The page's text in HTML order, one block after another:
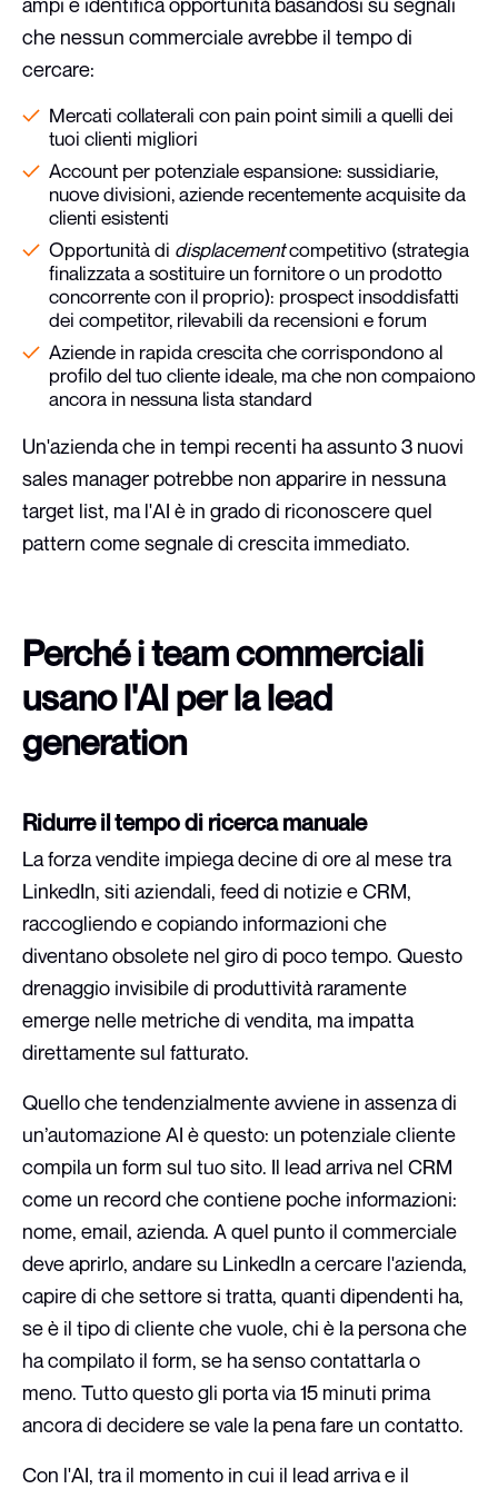
che nessun commerciale avrebbe il tempo di
cercare:
Mercati collaterali con pain point simili a quelli dei
tuoi clienti migliori
Account per potenziale espansione: sussidiarie,
nuove divisioni, aziende recentemente acquisite da
clienti esistenti
Opportunità di displacementcompetitivo (strategia
finalizzata a sostituire un fornitore o un prodotto
concorrente con il proprio): prospect insoddisfatti
dei competitor, rilevabili da recensioni e forum
Aziende in rapida crescita che corrispondono al
profilo del tuo cliente ideale, ma che non compaiono
ancora in nessuna lista standard
Un'azienda che in tempi recenti ha assunto 3 nuovi
sales manager potrebbe non apparire in nessuna
target list, ma l'AI è in grado di riconoscere quel
pattern come segnale di crescita immediato.
Perché i team commerciali
usano l'AI per la lead
generation
Ridurre il tempo di ricerca manuale
La forza vendite impiega decine di ore al mese tra
LinkedIn, siti aziendali, feed di notizie e CRM,
raccogliendo e copiando informazioni che
diventano obsolete nel giro di poco tempo. Questo
drenaggio invisibile di produttività raramente
emerge nelle metriche di vendita, ma impatta
direttamente sul fatturato.
Quello che tendenzialmente avviene in assenza di
un’automazione AI è questo: un potenziale cliente
compila un form sul tuo sito. Il lead arriva nel CRM
come un record che contiene poche informazioni:
nome, email, azienda. A quel punto il commerciale
deve aprirlo, andare su LinkedIn a cercare l'azienda,
capire di che settore si tratta, quanti dipendenti ha,
se è il tipo di cliente che vuole, chi è la persona che
ha compilato il form, se ha senso contattarla o
meno. Tutto questo gli porta via 15 minuti prima
ancora di decidere se vale la pena fare un contatto.
Con l'AI, tra il momento in cui il lead arriva e il